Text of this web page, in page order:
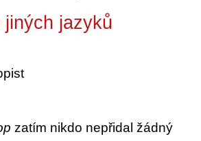
jiných jazyků
zatím nikdo nepřidal žádný